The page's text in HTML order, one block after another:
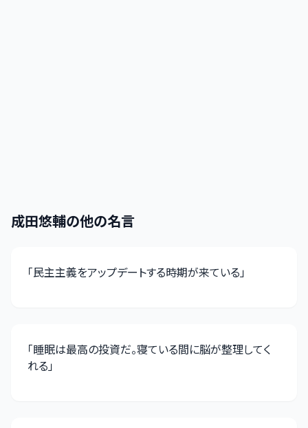
成田悠輔の他の名言
「民主主義をアップデートする時期が来ている」
「睡眠は最高の投資だ。寝ている間に脳が整理してく
れる」